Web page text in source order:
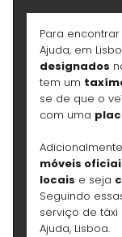
Para encontrar
Ajuda, em
designados
tem um
se de que o
com uma
móveis
locais e seja
Seguindo
serviço de táxi
Ajuda, Lisboa.